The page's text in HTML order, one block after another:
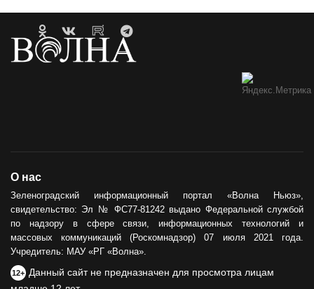
О нас
Зеленоградский информационный портал «Волна Ньюз»,
свидетельство: Эл № ФС77-81242 выдано Федеральной службой
по надзору в сфере связи, информационных технологий и
массовых коммуникаций (Роскомнадзор) 07 июля 2021 года.
Учредитель: МАУ «РГ «Волна».
12+ Данный сайт не предназначен для просмотра лицам